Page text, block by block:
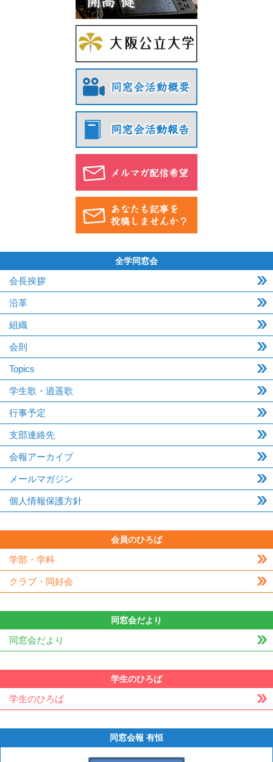
全学同窓会
会長挨拶
沿革
組織
会則
Topics
学生歌・逍遥歌
行事予定
支部連絡先
会報アーカイブ
メールマガジン
個人情報保護方針
会員のひろば
学部・学科
クラブ・同好会
同窓会だより
同窓会だより
学生のひろば
学生のひろば
同窓会報 有恒